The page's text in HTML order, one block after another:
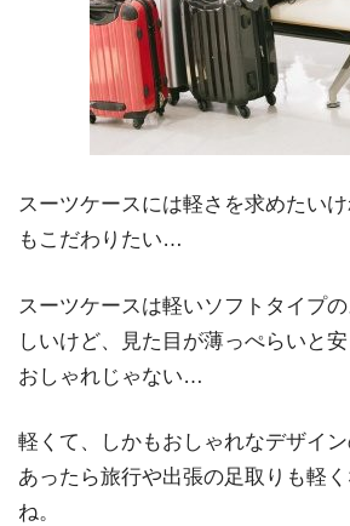
スーツケースには軽さを求めたい
もこだわりたい…
スーツケースは軽いソフトタイプ
しいけど、見た目が薄っぺらいと
おしゃれじゃない…
軽くて、しかもおしゃれなデザイ
あったら旅行や出張の足取りも軽
ね。